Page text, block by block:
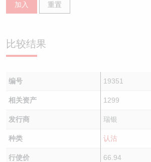
加入 重置
比较结果
编号 19351
相关资产 1299
发行商 瑞银
种类 认沽
行使价 66.94